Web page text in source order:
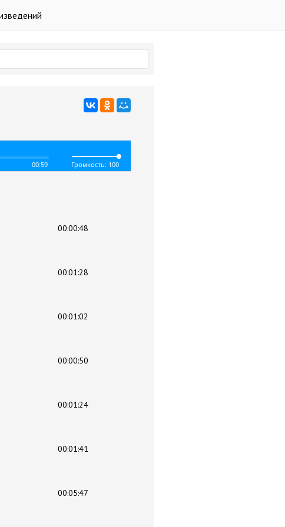
00:59 Громкость: 100
00:00:48
00:01:28
00:01:02
00:00:50
00:01:24
00:01:41
00:05:47